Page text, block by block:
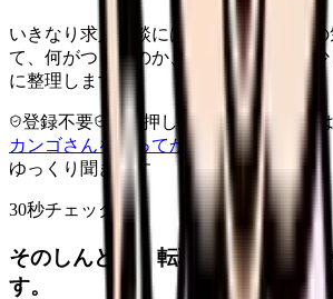
いきなり求人相談には進みません。今
て、何がつらいのか、辞めるべきか、
に整理します。
登録不要 求人押し売りなし
病院名
カンゴさんを知ってから相談する
ゆっくり聞きます
30秒チェック
そのしんどさ、転職すべきサイン
す。